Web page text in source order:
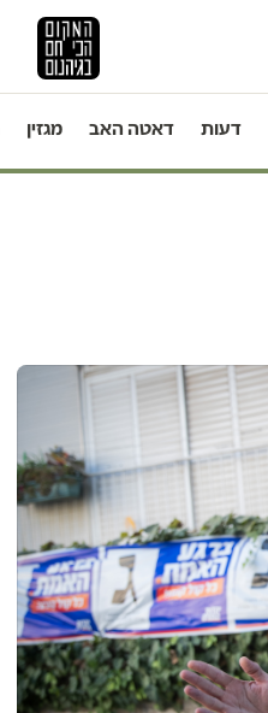
דעות דאטה האב מגזין